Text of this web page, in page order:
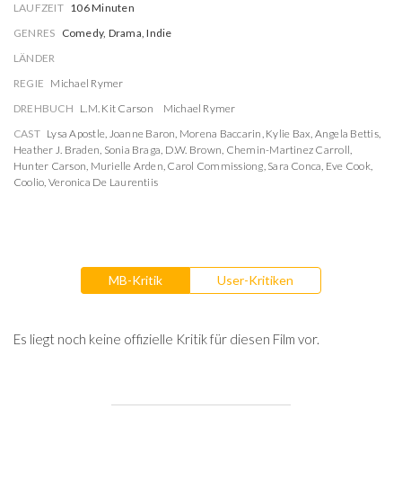
LAUFZEIT 106 Minuten
GENRES Comedy, Drama, Indie
LÄNDER
REGIE Michael Rymer
DREHBUCH L.M. Kit Carson
Michael Rymer
CAST Lysa Apostle, Joanne Baron, Morena Baccarin, Kylie Bax, Angela Bettis,
Heather J. Braden, Sonia Braga, D.W. Brown, Chemin-Martinez Carroll,
Hunter Carson, Murielle Arden, Carol Commissiong, Sara Conca, Eve Cook,
Coolio, Veronica De Laurentiis
MB-Kritik User-Kritiken
Es liegt noch keine offizielle Kritik für diesen Film vor.